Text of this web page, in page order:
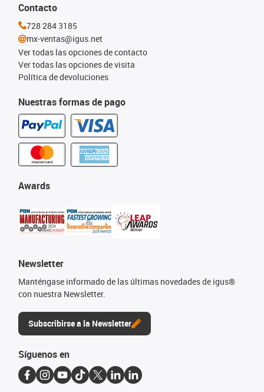
Nuestras formas de pago
Awards
Newsletter
Manténgase informado de las últimas novedades de igus®
con nuestra Newsletter.
Subscribirse a la Newsletter
Contacto
728 284 3185
mx-ventas@igus.net
Ver todas las opciones de contacto
Ver todas las opciones de visita
Política de devoluciones
Síguenos en